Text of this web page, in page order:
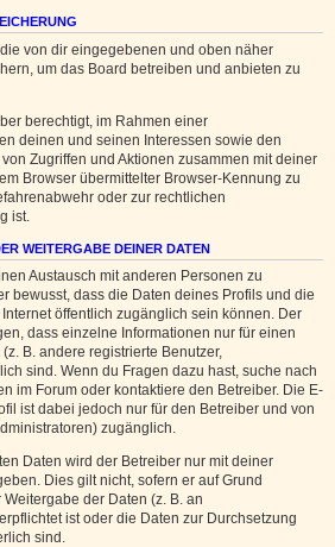
von dir eingegebenen und oben näher
um das Board betreiben und anbieten zu
berechtigt, im Rahmen einer
deinen und seinen Interessen sowie den
Zugriffen und Aktionen zusammen mit deiner
Browser übermittelter Browser-Kennung zu
oder zur rechtlichen
ist.
WEITERGABE DEINER DATEN
Austausch mit anderen Personen zu
bewusst, dass die Daten deines Profils und die
öffentlich zugänglich sein können. Der
dass einzelne Informationen nur für einen
B. andere registrierte Benutzer,
sind. Wenn du Fragen dazu hast, suche nach
im Forum oder kontaktiere den Betreiber. Die E-
ist dabei jedoch nur für den Betreiber und von
zugänglich.
Daten wird der Betreiber nur mit deiner
Dies gilt nicht, sofern er auf Grund
der Daten (z. B. an
ist oder die Daten zur Durchsetzung
sind.